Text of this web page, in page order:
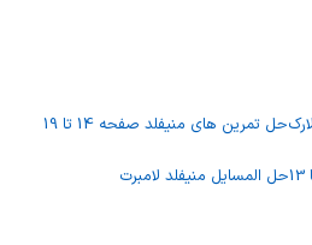
حل تمرین های منیفلد صفحه 14 تا 19
حل المسایل منیفلد لامبرت